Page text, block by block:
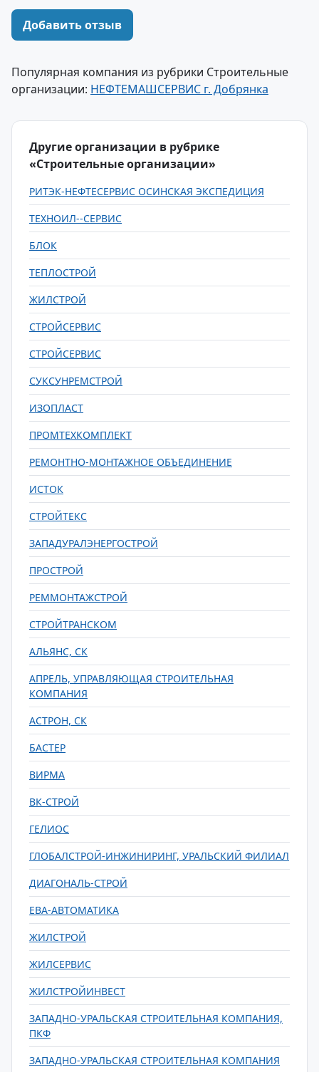
Добавить отзыв
Популярная компания из рубрики Строительные
организации: НЕФТЕМАШСЕРВИС г. Добрянка
Другие организации в рубрике
«Строительные организации»
РИТЭК-НЕФТЕСЕРВИС ОСИНСКАЯ ЭКСПЕДИЦИЯ
ТЕХНОИЛ--СЕРВИС
БЛОК
ТЕПЛОСТРОЙ
ЖИЛСТРОЙ
СТРОЙСЕРВИС
СТРОЙСЕРВИС
СУКСУНРЕМСТРОЙ
ИЗОПЛАСТ
ПРОМТЕХКОМПЛЕКТ
РЕМОНТНО-МОНТАЖНОЕ ОБЪЕДИНЕНИЕ
ИСТОК
СТРОЙТЕКС
ЗАПАДУРАЛЭНЕРГОСТРОЙ
ПРОСТРОЙ
РЕММОНТАЖСТРОЙ
СТРОЙТРАНСКОМ
АЛЬЯНС, СК
АПРЕЛЬ, УПРАВЛЯЮЩАЯ СТРОИТЕЛЬНАЯ
КОМПАНИЯ
АСТРОН, СК
БАСТЕР
ВИРМА
ВК-СТРОЙ
ГЕЛИОС
ГЛОБАЛСТРОЙ-ИНЖИНИРИНГ, УРАЛЬСКИЙ ФИЛИАЛ
ДИАГОНАЛЬ-СТРОЙ
ЕВА-АВТОМАТИКА
ЖИЛСТРОЙ
ЖИЛСЕРВИС
ЖИЛСТРОЙИНВЕСТ
ЗАПАДНО-УРАЛЬСКАЯ СТРОИТЕЛЬНАЯ КОМПАНИЯ,
ПКФ
ЗАПАДНО-УРАЛЬСКАЯ СТРОИТЕЛЬНАЯ КОМПАНИЯ